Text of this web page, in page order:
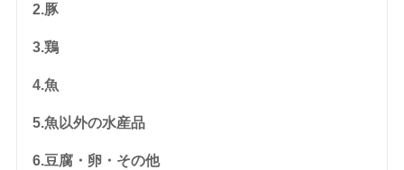
2.豚
3.鶏
4.魚
5.魚以外の水産品
6.豆腐・卵・その他